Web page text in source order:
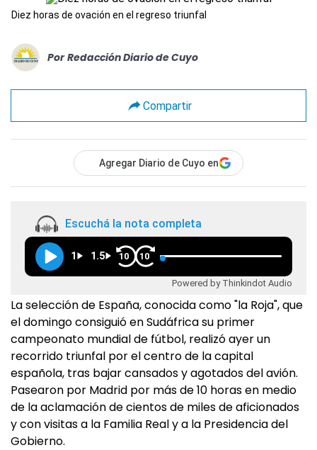
Diez horas de ovación en el regreso triunfal
Por Redacción Diario de Cuyo
Compartir
Agregar Diario de Cuyo en
Escuchá la nota completa
1 1.5 10 10
Powered by Thinkindot Audio
La selección de España, conocida como "la Roja", que
el domingo consiguió en Sudáfrica su primer
campeonato mundial de fútbol, realizó ayer un
recorrido triunfal por el centro de la capital
española, tras bajar cansados y agotados del avión.
Pasearon por Madrid por más de 10 horas en medio
de la aclamación de cientos de miles de aficionados
y con visitas a la Familia Real y a la Presidencia del
Gobierno.